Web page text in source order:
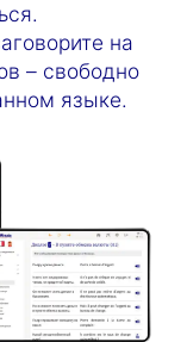
на
– свободно
языке.